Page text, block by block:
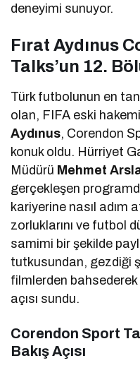
deneyimi sunuyor.
Fırat Aydınus
Talks’un 12.
Türk futbolunun en
olan, FIFA eski
Aydınus, Corendon
konuk oldu. Hürriyet
Müdürü Mehmet
gerçekleşen
kariyerine nasıl adım
zorluklarını ve futbol
samimi bir şekilde
tutkusundan, gezdiği
filmlerden bahsederek
açısı sundu.
Corendon Sport
Bakış Açısı